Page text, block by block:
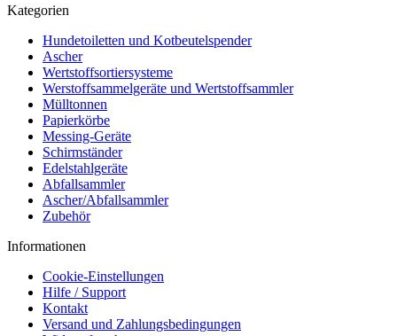
Kategorien
Hundetoiletten und Kotbeutelspender
Ascher
Wertstoffsortiersysteme
Werstoffsammelgeräte und Wertstoffsammler
Mülltonnen
Papierkörbe
Messing-Geräte
Schirmständer
Edelstahlgeräte
Abfallsammler
Ascher/Abfallsammler
Zubehör
Informationen
Cookie-Einstellungen
Hilfe / Support
Kontakt
Versand und Zahlungsbedingungen